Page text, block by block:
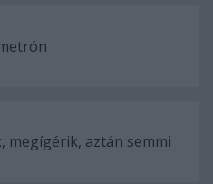
megígérik, aztán semmi